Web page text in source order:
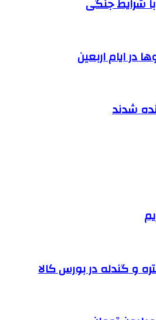
در ایام اربعین
شدند
و گندله در بورس کالا